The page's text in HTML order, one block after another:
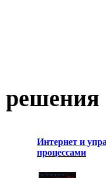
решения
Интернет и
процессами